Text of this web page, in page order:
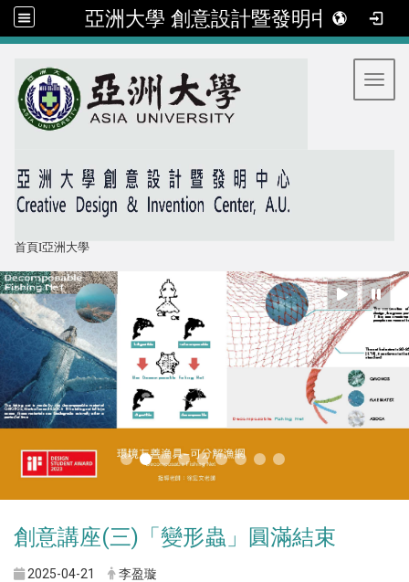
亞洲大學 創意設計暨發明中心
首頁I亞洲大學
創意講座(三)「變形蟲」圓滿結束
2025-04-21 李盈璇